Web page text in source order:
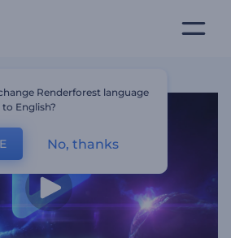
Renderforest language
to English?
No, thanks